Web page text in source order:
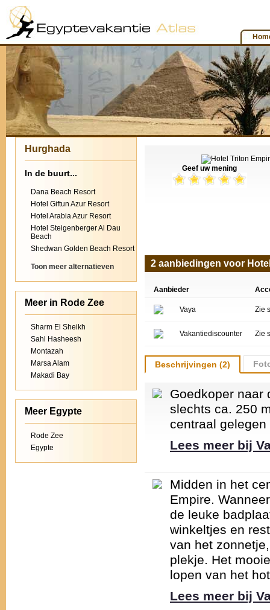
Hurghada
In de buurt...
Dana Beach Resort
Hotel Giftun Azur Resort
Hotel Arabia Azur Resort
Hotel Steigenberger Al Dau
Beach
Shedwan Golden Beach Resort
Toon meer alternatieven
Meer in Rode Zee
Sharm El Sheikh
Sahl Hasheesh
Montazah
Marsa Alam
Makadi Bay
Meer Egypte
Rode Zee
Egypte
Geef uw mening
2 aanbiedingen voor
Aanbieder
Vaya Zie
Vakantiediscounter Zie
Beschrijvingen (2)
Goedkoper naar
slechts ca. 250
centraal
Lees meer bij
Midden in het
Empire.
de leuke
winkeltjes en
van het
plekje. Het
lopen van het
Lees meer bij